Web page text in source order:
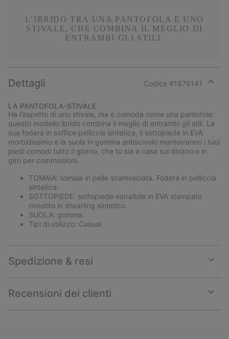
L’IBRIDO TRA UNA PANTOFOLA E UNO
STIVALE, CHE COMBINA IL MEGLIO DI
ENTRAMBI GLI STILI.
Dettagli Codice #1876141
section
LA PANTOFOLA-STIVALE
Ha l'aspetto di uno stivale, ma è comoda come una pantofola:
questo modello ibrido combina il meglio di entrambi gli stili. La
sua fodera in soffice pelliccia sintetica, il sottopiede in EVA
morbidissimo e la suola in gomma antiscivolo manterranno i tuoi
piedi comodi tutto il giorno, che tu sia a casa sul divano o in
giro per commissioni.
TOMAIA: tomaia in pelle scamosciata. Fodera in pelliccia
sintetica.
SOTTOPIEDE: sottopiede estraibile in EVA stampato
rivestito in shearling sintetico.
SUOLA: gomma.
Tipi di utilizzo: Casual
Spedizione & resi
or
Recensioni dei clienti
or